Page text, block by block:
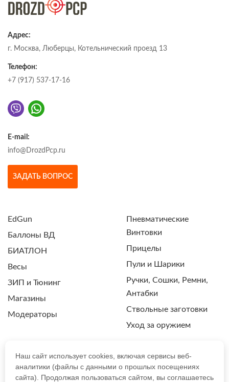
Адрес:
г. Москва, Люберцы, Котельнический проезд 13
Телефон:
+7 (917) 537-17-16
E-mail:
info@DrozdPcp.ru
ЗАДАТЬ ВОПРОС
EdGun
Баллоны ВД
БИАТЛОН
Весы
ЗИП и Тюнинг
Магазины
Модераторы
Пневматические
Винтовки
Прицелы
Пули и Шарики
Ручки, Сошки, Ремни,
Антабки
Ствольные заготовки
Уход за оружием
ПОЛИТИКА КОНФИДЕНЦИАЛЬНОСТИ
Наш сайт использует cookies, включая сервисы веб-
аналитики (файлы с данными о прошлых посещениях
сайта). Продолжая пользоваться сайтом, вы соглашаетесь